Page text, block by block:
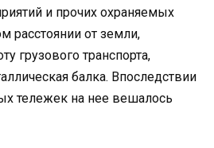
и прочих охраняемых
расстоянии от земли,
транспорта,
балка. Впоследствии
тележек на нее вешалось